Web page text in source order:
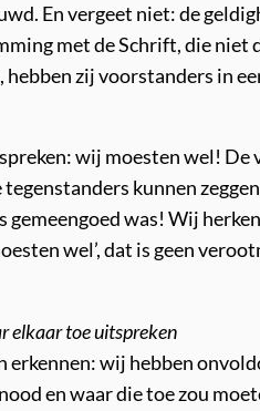
En vergeet niet: de
met de Schrift, die
hebben zij voorstanders in
wij moesten wel!
kunnen
was! Wij
wel’, dat is geen
elkaar toe uitspreken
wij hebben
en waar die toe zou